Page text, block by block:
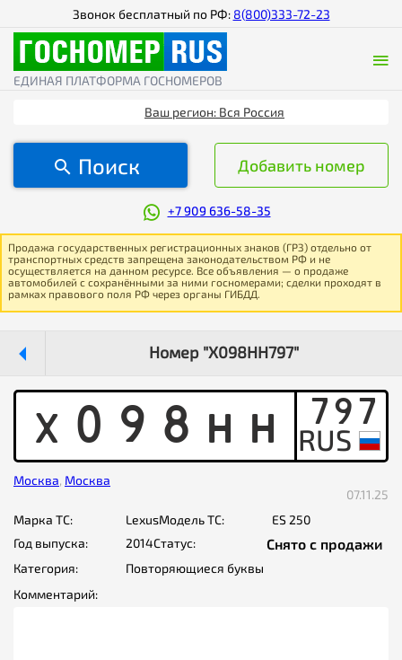
Звонок бесплатный по РФ: 8(800)333-72-23
ЕДИНАЯ ПЛАТФОРМА ГОСНОМЕРОВ
Ваш регион: Вся Россия
Поиск Добавить номер
+7 909 636-58-35
Продажа государственных регистрационных знаков (ГРЗ) отдельно от
транспортных средств запрещена законодательством РФ и не
осуществляется на данном ресурсе. Все объявления — о продаже
автомобилей с сохранёнными за ними госномерами; сделки проходят в
рамках правового поля РФ через органы ГИБДД.
Номер "Х098НН797"
X 0 9 8 H H 797
Москва, Москва
07.11.25
Марка ТС:
LexusМодель ТС:
ES 250
Год выпуска:
2014Статус: Снято с продажи
Категория:
Повторяющиеся буквы
Комментарий: